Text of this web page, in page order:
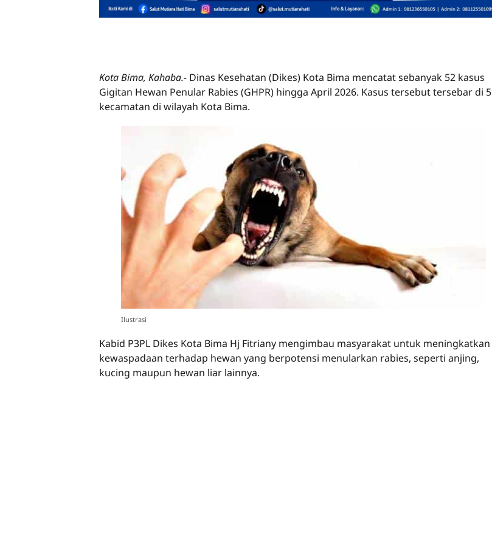
Kota Bima, Kahaba.- Dinas Kesehatan (Dikes) Kota Bima mencatat sebanyak 52 kasus
Gigitan Hewan Penular Rabies (GHPR) hingga April 2026. Kasus tersebut tersebar di 5
kecamatan di wilayah Kota Bima.
Ilustrasi
Kabid P3PL Dikes Kota Bima Hj Fitriany mengimbau masyarakat untuk meningkatkan
kewaspadaan terhadap hewan yang berpotensi menularkan rabies, seperti anjing,
kucing maupun hewan liar lainnya.